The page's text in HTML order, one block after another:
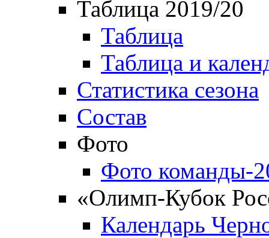
Таблица 2019/20
Таблица
Таблица и
Статистика сезона
Состав
Фото
Фото команды-
«Олимп-Кубок
Календарь